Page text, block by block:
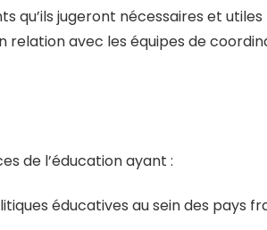
jugeront nécessaires et
relation avec les équipes de
de l’éducation ayant :
éducatives au sein des pays